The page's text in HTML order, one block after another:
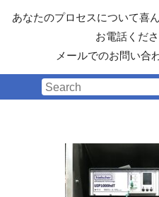
あなたのプロセスについて喜
お電話くださ
メールでのお問い合